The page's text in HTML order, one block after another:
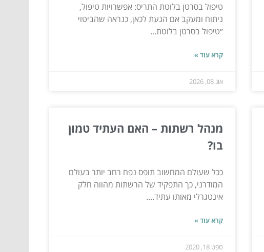
טיפול בסרטן בלוטת התריס: אפשרויות טיפול,
ניתוח ומעקב אם הגעת לכאן, כנראה שהביטוי
״טיפול בסרטן בלוטת...
קרא עוד »
אוג 08, 2026
מנהל רשתות – האם העתיד טמון
בו?
ככל שעולם המחשוב תופס נפח רחב יותר בעולם
המודרני, כך התפקיד של הרשתות מהווה חלק
אינטגרלי מאותו עתיד....
קרא עוד »
ספט 18, 2020